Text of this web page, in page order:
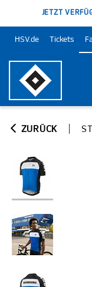
JETZT
HSV.de Tickets
ZURÜCK